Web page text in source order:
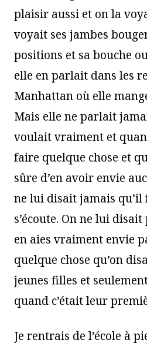
plaisir aussi et on la
voyait ses jambes
positions et sa bouche
elle en parlait dans les
Manhattan où elle
Mais elle ne parlait
voulait vraiment et
faire quelque chose et
sûre d’en avoir envie
ne lui disait jamais qu’il
s’écoute. On ne lui
en aies vraiment envie
quelque chose qu’on
jeunes filles et
quand c’était leur
Je rentrais de l’école à